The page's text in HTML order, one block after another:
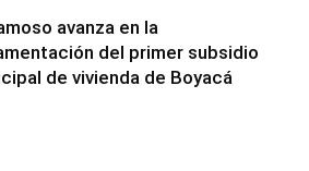
avanza en la
del primer subsidio
de vivienda de Boyacá